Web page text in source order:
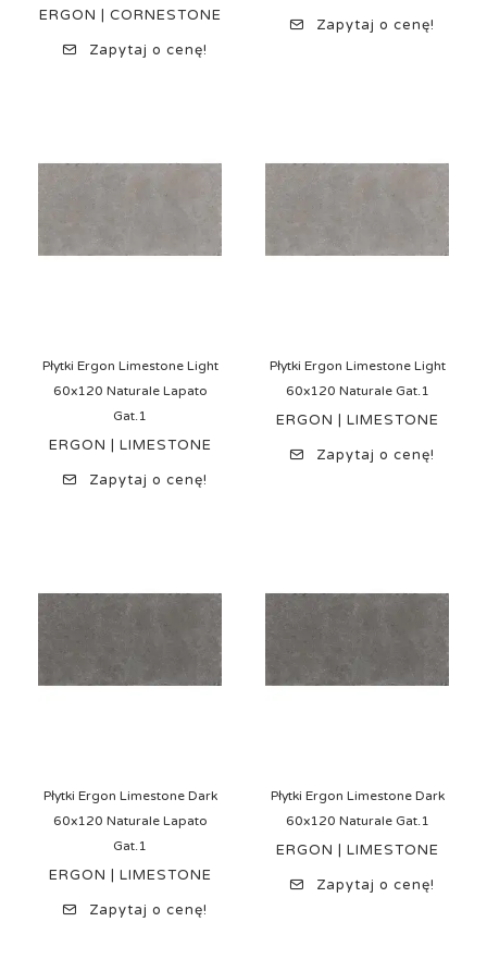
ERGON | CORNESTONE
Zapytaj o cenę!
Zapytaj o cenę!
Płytki Ergon Limestone Light
60x120 Naturale Lapato
Gat.1
ERGON | LIMESTONE
Zapytaj o cenę!
Płytki Ergon Limestone Light
60x120 Naturale Gat.1
ERGON | LIMESTONE
Zapytaj o cenę!
Płytki Ergon Limestone Dark
60x120 Naturale Lapato
Gat.1
ERGON | LIMESTONE
Zapytaj o cenę!
Płytki Ergon Limestone Dark
60x120 Naturale Gat.1
ERGON | LIMESTONE
Zapytaj o cenę!